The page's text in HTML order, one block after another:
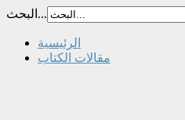
البحث...
الرئيسية
مقالات الكتاب